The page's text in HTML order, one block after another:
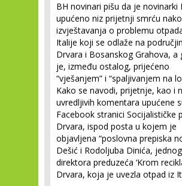
BH novinari pišu da je novinarki
upućeno niz prijetnji smrću
izvještavanja o problemu
Italije koji se odlaže na
Drvara i Bosanskog Grahova, a
je, između ostalog, prijećeno
“vješanjem” i “spaljivanjem na
Kako se navodi, prijetnje, kao i
uvredljivih komentara upućene
Facebook stranici Socijalističke
Drvara, ispod posta u kojem je
objavljena “poslovna prepiska
Dešić i Rodoljuba Dinića,
direktora preduzeća ‘Krom
Drvara, koja je uvezla otpad iz